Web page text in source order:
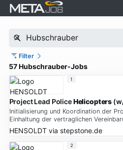
Filter
57 Hubschrauber-Jobs
Project Lead PoliceHelicopters
Initialisierung und Koordination der
Einhaltung der vertraglichen
HENSOLDTvia stepstone.de
1
2